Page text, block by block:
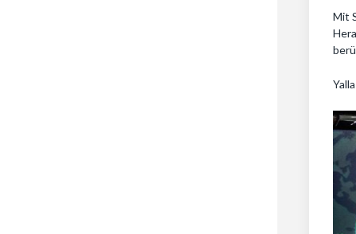
Mit